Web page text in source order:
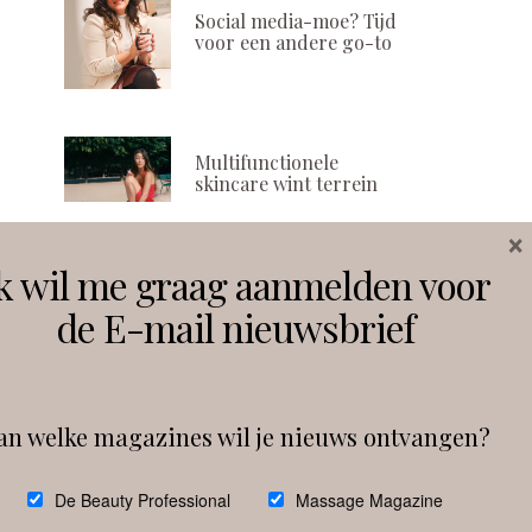
Social media-moe? Tijd
voor een andere go-to
Multifunctionele
skincare wint terrein
Volg ons
Follow on Instagram
wil me graag aanmelden voor
de E-mail nieuwsbrief
welke magazines wil je nieuws ontvangen?
De Beauty Professional Massage Magazine
×